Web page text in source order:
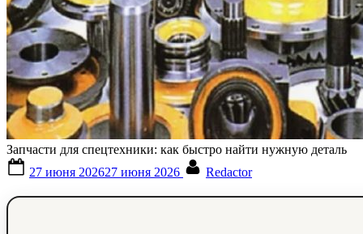
Запчасти для спецтехники: как быстро найти нужную деталь
on
27 июня 202627 июня 2026 Redactor